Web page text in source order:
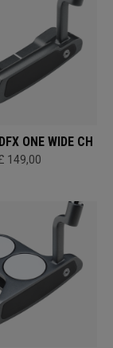
ONE WIDE CH
149,00